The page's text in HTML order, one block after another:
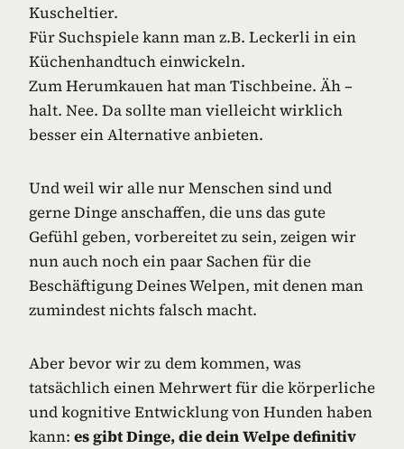
Kuscheltier.
Für Suchspiele kann man z.B. Leckerli in ein
Küchenhandtuch einwickeln.
Zum Herumkauen hat man Tischbeine. Äh –
halt. Nee. Da sollte man vielleicht wirklich
besser ein Alternative anbieten.
Und weil wir alle nur Menschen sind und
gerne Dinge anschaffen, die uns das gute
Gefühl geben, vorbereitet zu sein, zeigen wir
nun auch noch ein paar Sachen für die
Beschäftigung Deines Welpen, mit denen man
zumindest nichts falsch macht.
Aber bevor wir zu dem kommen, was
tatsächlich einen Mehrwert für die körperliche
und kognitive Entwicklung von Hunden haben
kann: es gibt Dinge, die dein Welpe definitiv